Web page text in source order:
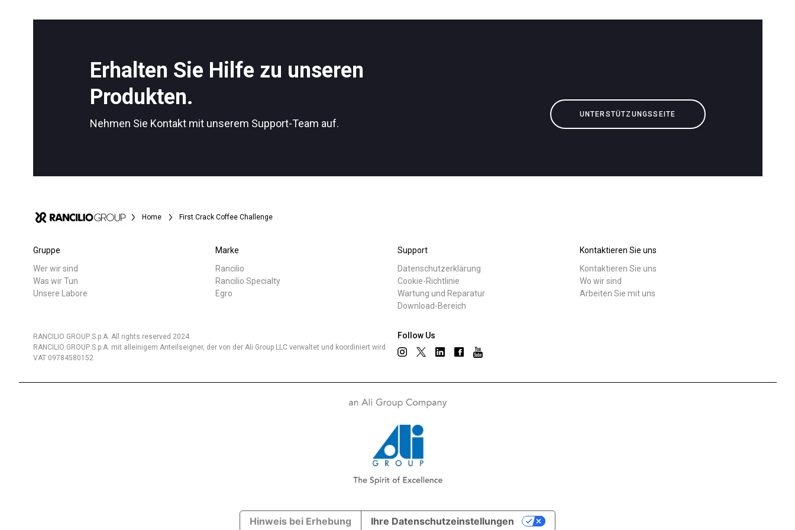
Erhalten Sie Hilfe zu unseren
Produkten.
Nehmen Sie Kontakt mit unserem Support-Team auf.
UNTERSTÜTZUNGSSEITE
Home First Crack Coffee Challenge
Gruppe
Wer wir sind
Was wir Tun
Unsere Labore
Marke
Rancilio
Rancilio Specialty
Egro
Support
Datenschutzerklärung
Cookie-Richtlinie
Wartung und Reparatur
Download-Bereich
Kontaktieren Sie uns
Kontaktieren Sie uns
Wo wir sind
Arbeiten Sie mit uns
Follow Us
RANCILIO GROUP S.p.A. All rights reserved 2024.
RANCILIO GROUP S.p.A. mit alleinigem Anteilseigner, der von der Ali Group LLC verwaltet und koordiniert wird
VAT 09784580152
Hinweis bei Erhebung Ihre Datenschutzeinstellungen